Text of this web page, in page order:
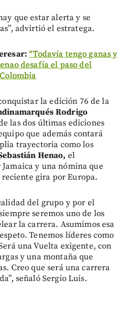
que estar alerta y se
advirtió el estratega.
“Todavía tengo ganas y
desafía el paso del
la edición 76 de la
Rodrigo
las dos últimas ediciones
que además contará
trayectoria como los
Henao, el
y una nómina que
gira por Europa.
del grupo y por el
seremos uno de los
la carrera. Asumimos esa
Tenemos líderes como
una Vuelta exigente, con
y una montaña que
Creo que será una carrera
señaló Sergio Luis.